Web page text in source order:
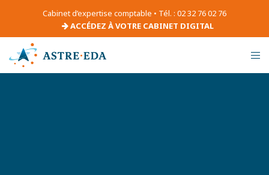
Cabinet d’expertise comptable • Tél. : 02 32 76 02 76
ACCÉDEZ À VOTRE CABINET DIGITAL